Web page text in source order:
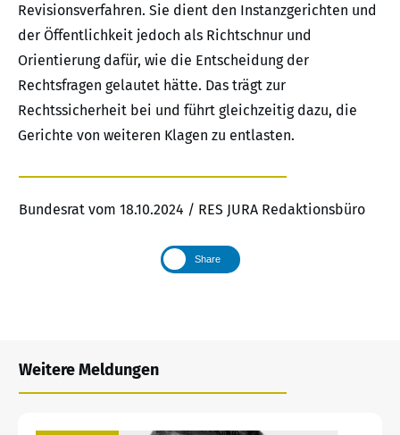
Revisionsverfahren. Sie dient den Instanzgerichten und
der Öffentlichkeit jedoch als Richtschnur und
Orientierung dafür, wie die Entscheidung der
Rechtsfragen gelautet hätte. Das trägt zur
Rechtssicherheit bei und führt gleichzeitig dazu, die
Gerichte von weiteren Klagen zu entlasten.
Bundesrat vom 18.10.2024 / RES JURA Redaktionsbüro
Share
Weitere Meldungen